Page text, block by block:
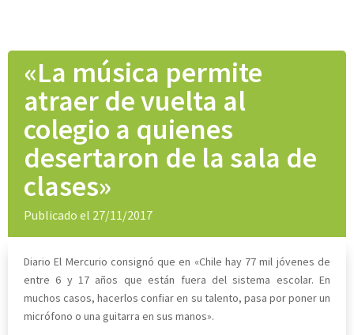
«La música permite
atraer de vuelta al
colegio a quienes
desertaron de la sala de
clases»
Publicado el 27/11/2017
Diario El Mercurio consignó que en «Chile hay 77 mil jóvenes de
entre 6 y 17 años que están fuera del sistema escolar. En
muchos casos, hacerlos confiar en su talento, pasa por poner un
micrófono o una guitarra en sus manos».